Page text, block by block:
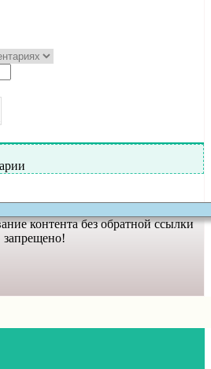
контента без обратной ссылки
запрещено!